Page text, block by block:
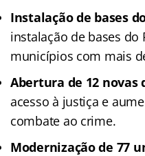
Instalação de bases
instalação de bases do
municípios com mais
Abertura de 12 novas
acesso à justiça e
combate ao crime.
Modernização de 77